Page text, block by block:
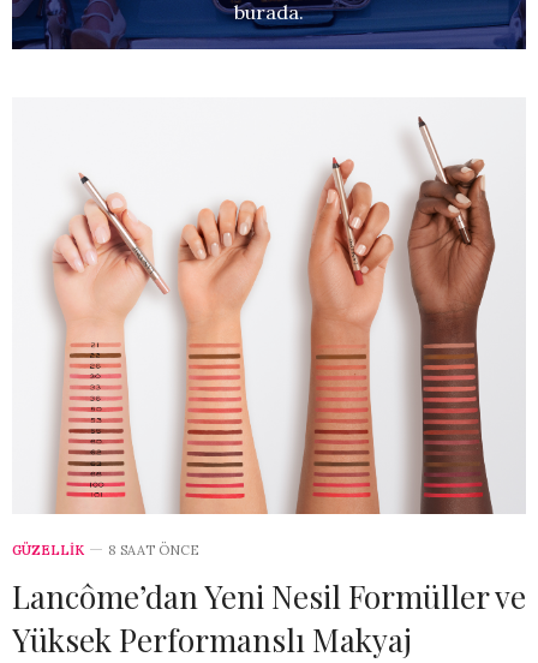
burada.
GÜZELLİK 8 SAAT ÖNCE
Lancôme’dan Yeni Nesil Formüller ve
Yüksek Performanslı Makyaj